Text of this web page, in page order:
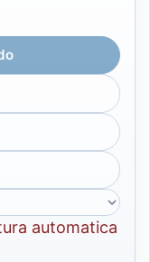
automatica